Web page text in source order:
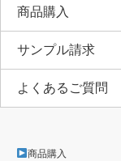
商品購入
サンプル請求
よくあるご質問
商品購入